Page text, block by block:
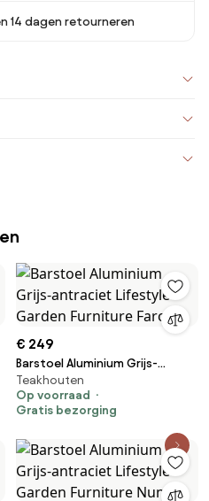
14 dagen retourneren
€ 249
Barstoel Aluminium Grijs-
antraciet Lifestyle Garden
Furniture Faro
Teakhouten
Op voorraad
Gratis bezorging